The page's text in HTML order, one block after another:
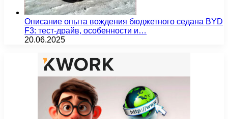
Описание опыта вождения бюджетного седана BYD
F3: тест-драйв, особенности и…
20.06.2025